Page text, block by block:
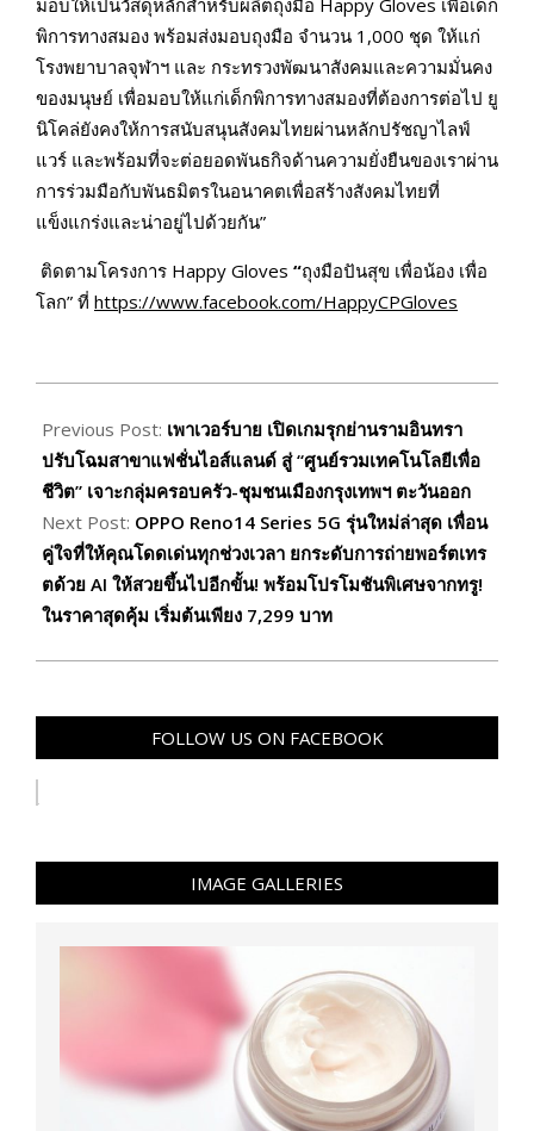
พิการทางสมอง พร้อมส่งมอบถุงมือ จำนวน 1,000 ชุด ให้แก่
โรงพยาบาลจุฬาฯ และ กระทรวงพัฒนาสังคมและความมั่นคง
ของมนุษย์ เพื่อมอบให้แก่เด็กพิการทางสมองที่ต้องการต่อไป ยู
นิโคล่ยังคงให้การสนับสนุนสังคมไทยผ่านหลักปรัชญาไลฟ์
แวร์ และพร้อมที่จะต่อยอดพันธกิจด้านความยั่งยืนของเราผ่าน
การร่วมมือกับพันธมิตรในอนาคตเพื่อสร้างสังคมไทยที่
แข็งแกร่งและน่าอยู่ไปด้วยกัน”
ติดตามโครงการ Happy Gloves “ถุงมือปันสุข เพื่อน้อง เพื่อ
โลก” ที่ https://www.facebook.com/HappyCPGloves
07-
02
Previous Post: เพาเวอร์บาย เปิดเกมรุกย่านรามอินทรา
ปรับโฉมสาขาแฟชั่นไอส์แลนด์ สู่ “ศูนย์รวมเทคโนโลยีเพื่อ
ชีวิต” เจาะกลุ่มครอบครัว-ชุมชนเมืองกรุงเทพฯ ตะวันออก
Next Post: OPPO Reno14 Series 5G รุ่นใหม่ล่าสุด เพื่อน
คู่ใจที่ให้คุณโดดเด่นทุกช่วงเวลา ยกระดับการถ่ายพอร์ตเทร
ตด้วย AI ให้สวยขึ้นไปอีกขั้น! พร้อมโปรโมชันพิเศษจากทรู!
ในราคาสุดคุ้ม เริ่มต้นเพียง 7,299 บาท
FOLLOW US ON FACEBOOK
IMAGE GALLERIES